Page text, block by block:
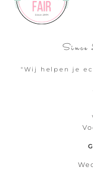
"Wij helpen je